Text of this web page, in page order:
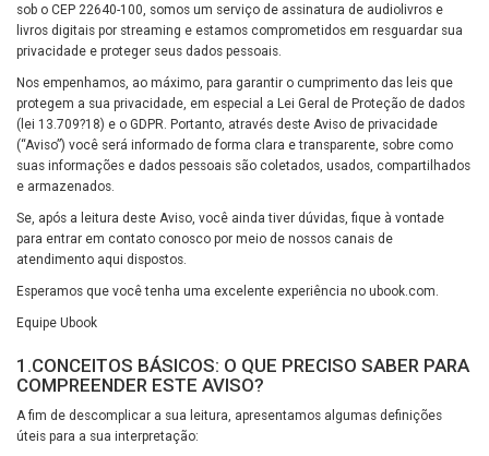
sob o CEP 22640-100, somos um serviço de assinatura de audiolivros e
livros digitais por streaming e estamos comprometidos em resguardar sua
privacidade e proteger seus dados pessoais.
Nos empenhamos, ao máximo, para garantir o cumprimento das leis que
protegem a sua privacidade, em especial a Lei Geral de Proteção de dados
(lei 13.709?18) e o GDPR. Portanto, através deste Aviso de privacidade
(“Aviso”) você será informado de forma clara e transparente, sobre como
suas informações e dados pessoais são coletados, usados, compartilhados
e armazenados.
Se, após a leitura deste Aviso, você ainda tiver dúvidas, fique à vontade
para entrar em contato conosco por meio de nossos canais de
atendimento aqui dispostos.
Esperamos que você tenha uma excelente experiência no ubook.com.
Equipe Ubook
1.CONCEITOS BÁSICOS: O QUE PRECISO SABER PARA
COMPREENDER ESTE AVISO?
A fim de descomplicar a sua leitura, apresentamos algumas definições
úteis para a sua interpretação: